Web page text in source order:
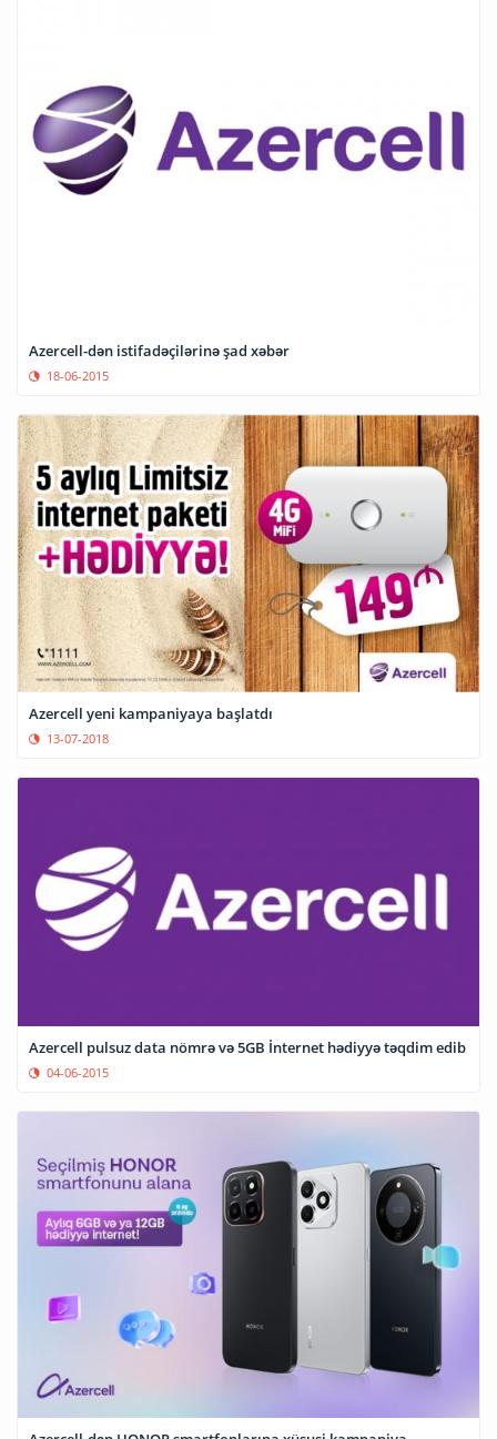
Azercell-dən istifadəçilərinə şad xəbər
18-06-2015
Azercell yeni kampaniyaya başlatdı
13-07-2018
Azercell pulsuz data nömrə və 5GB İnternet hədiyyə təqdim edib
04-06-2015